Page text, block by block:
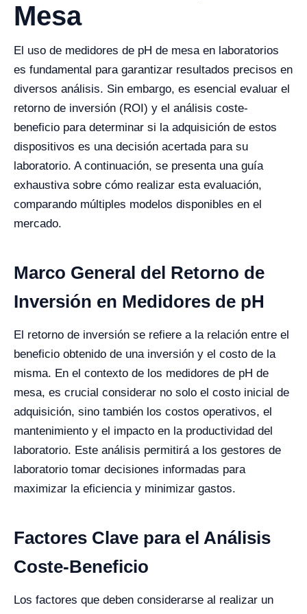
Mesa
El uso de medidores de pH de mesa en laboratorios
es fundamental para garantizar resultados precisos en
diversos análisis. Sin embargo, es esencial evaluar el
retorno de inversión (ROI) y el análisis coste-
beneficio para determinar si la adquisición de estos
dispositivos es una decisión acertada para su
laboratorio. A continuación, se presenta una guía
exhaustiva sobre cómo realizar esta evaluación,
comparando múltiples modelos disponibles en el
mercado.
Marco General del Retorno de
Inversión en Medidores de pH
El retorno de inversión se refiere a la relación entre el
beneficio obtenido de una inversión y el costo de la
misma. En el contexto de los medidores de pH de
mesa, es crucial considerar no solo el costo inicial de
adquisición, sino también los costos operativos, el
mantenimiento y el impacto en la productividad del
laboratorio. Este análisis permitirá a los gestores de
laboratorio tomar decisiones informadas para
maximizar la eficiencia y minimizar gastos.
Factores Clave para el Análisis
Coste-Beneficio
Los factores que deben considerarse al realizar un